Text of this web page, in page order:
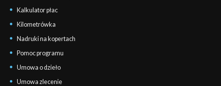
Kalkulator płac
Kilometrówka
Nadruki na kopertach
Pomoc programu
Umowa o dzieło
Umowa zlecenie